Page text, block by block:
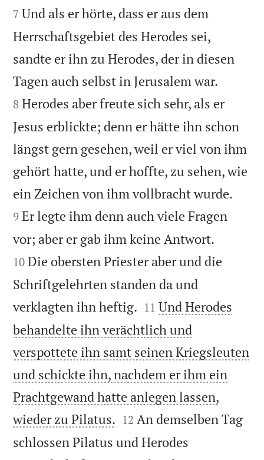
7 Und als er hörte, dass er aus dem
Herrschaftsgebiet des Herodes sei,
sandte er ihn zu Herodes, der in diesen
Tagen auch selbst in Jerusalem war.
8 Herodes aber freute sich sehr, als er
Jesus erblickte; denn er hätte ihn schon
längst gern gesehen, weil er viel von ihm
gehört hatte, und er hoffte, zu sehen, wie
ein Zeichen von ihm vollbracht wurde.
9 Er legte ihm denn auch viele Fragen
vor; aber er gab ihm keine Antwort.
10 Die obersten Priester aber und die
Schriftgelehrten standen da und
verklagten ihn heftig. 

11 Und Herodes
behandelte ihn verächtlich und
verspottete ihn samt seinen Kriegsleuten
und schickte ihn, nachdem er ihm ein
Prachtgewand hatte anlegen lassen,
wieder zu Pilatus. 

12 An demselben Tag
schlossen Pilatus und Herodes